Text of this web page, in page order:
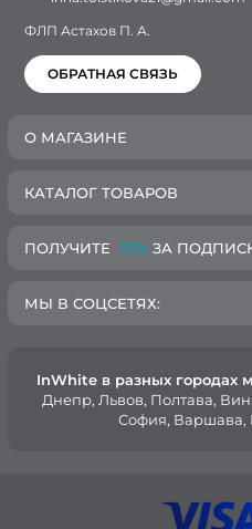
ФЛП Астахов П. А.
ОБРАТНАЯ СВЯЗЬ
О МАГАЗИНЕ
КАТАЛОГ ТОВАРОВ
ПОЛУЧИТЕ -10% ЗА
МЫ В СОЦСЕТЯХ:
InWhite в разных городах
Днепр, Львов, Полтава,
София, Варшава,